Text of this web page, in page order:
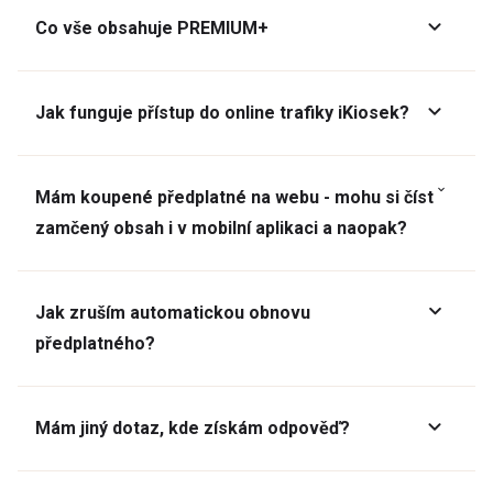
Co vše obsahuje PREMIUM+
Jak funguje přístup do online trafiky iKiosek?
Mám koupené předplatné na webu - mohu si číst
zamčený obsah i v mobilní aplikaci a naopak?
Jak zruším automatickou obnovu
předplatného?
Mám jiný dotaz, kde získám odpověď?